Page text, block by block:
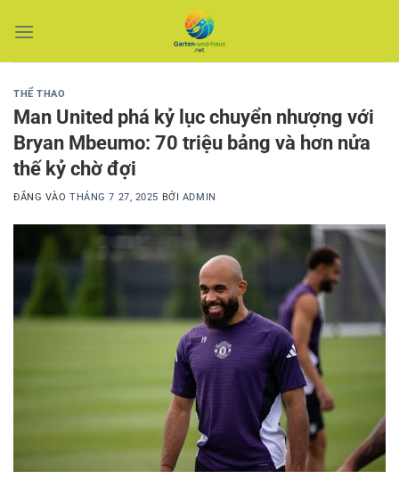
qua
THỂ THAO
Man United phá kỷ lục chuyển nhượng với
Bryan Mbeumo: 70 triệu bảng và hơn nửa
thế kỷ chờ đợi
ĐĂNG VÀOTHÁNG 7 27, 2025 BỞI ADMIN